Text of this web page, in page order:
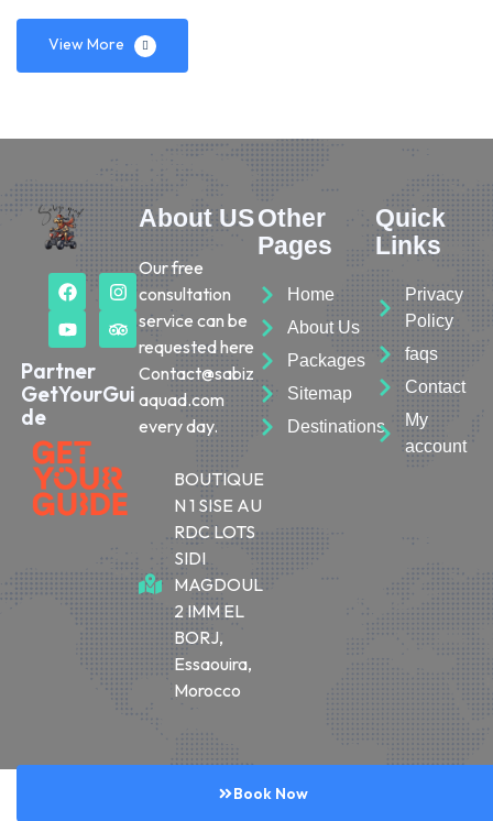
Book Now
View More
Partner
GetYourGui
de
About US
Our free
consultation
service can be
requested here
Contact@sabiz
aquad.com
every day.
BOUTIQUE
N 1 SISE AU
RDC LOTS
SIDI
MAGDOUL
2 IMM EL
BORJ,
Essaouira,
Morocco
Other
Pages
Home
About Us
Packages
Sitemap
Destinations
Quick
Links
Privacy
Policy
faqs
Contact
My
account